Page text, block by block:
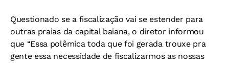
Questionado se a fiscalização vai se estender para
outras praias da capital baiana, o diretor informou
que “Essa polêmica toda que foi gerada trouxe pra
gente essa necessidade de fiscalizarmos as nossas